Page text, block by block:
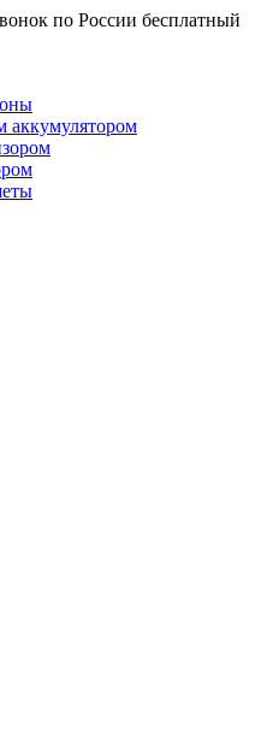
по России бесплатный